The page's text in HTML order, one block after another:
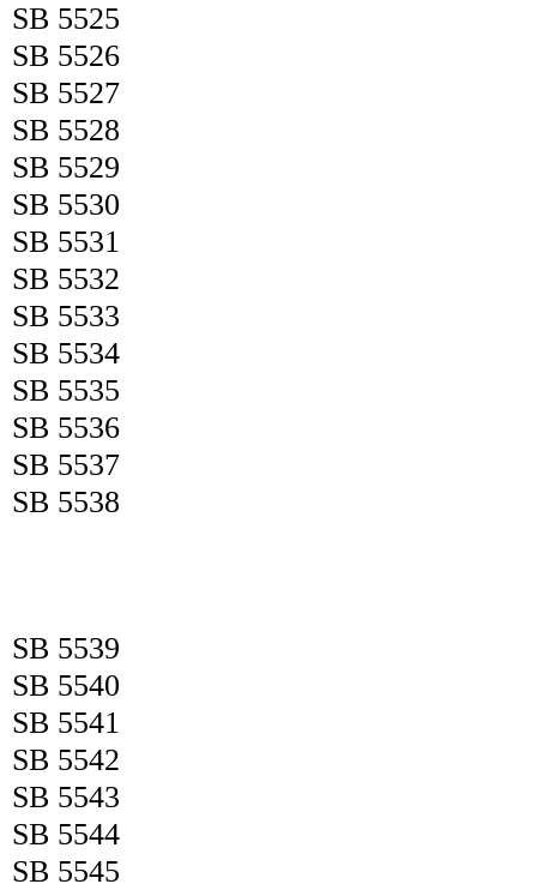
SB 5525
SB 5526
SB 5527
SB 5528
SB 5529
SB 5530
SB 5531
SB 5532
SB 5533
SB 5534
SB 5535
SB 5536
SB 5537
SB 5538
SB 5539
SB 5540
SB 5541
SB 5542
SB 5543
SB 5544
SB 5545